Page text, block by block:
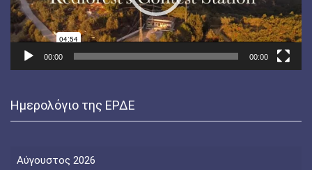
00:00 00:00
Ημερολόγιο της ΕΡΔΕ
Αύγουστος 2026